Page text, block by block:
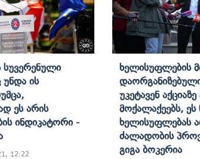
Სუვერენული
Ის
Ეს Არის
Ინდიკატორი -
12:22
Ხელისუფლების
Უკეტავენ
Მოქალაქეებს, Ეს
Ხელისუფლებას
Ძალადობის
Გიგა Ბოკერია